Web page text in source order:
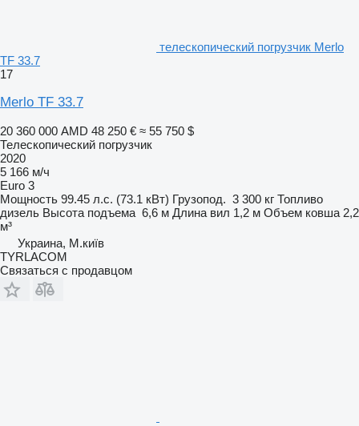
телескопический погрузчик Merlo
TF 33.7
17
Merlo TF 33.7
20 360 000 AMD 48 250 € ≈ 55 750 $
Телескопический погрузчик
2020
5 166 м/ч
Euro 3
Мощность 99.45 л.с. (73.1 кВт) Грузопод. 3 300 кг Топливо
дизель Высота подъема 6,6 м Длина вил 1,2 м Объем ковша 2,2
м³
Украина, М.київ
TYRLACOM
Связаться с продавцом